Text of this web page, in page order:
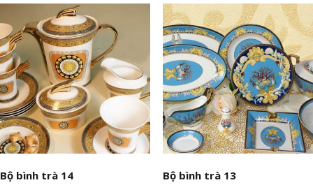
Bộ bình trà 14 Bộ bình trà 13